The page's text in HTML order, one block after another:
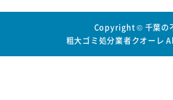
Copyright © 千葉の
粗大ゴミ処分業者クオーレ